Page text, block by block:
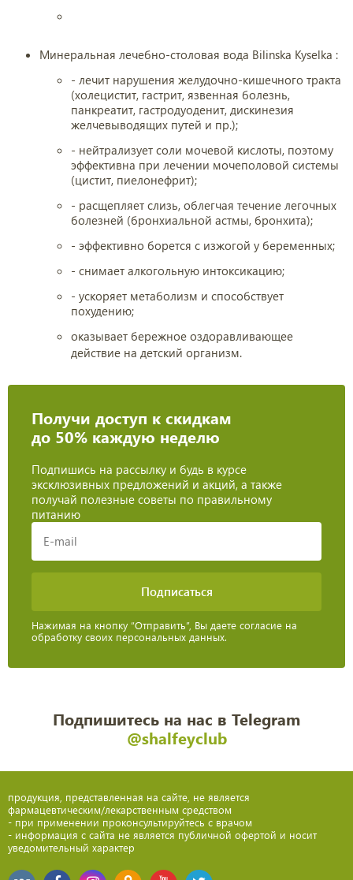
Минеральная лечебно-столовая вода Bilinska Kyselka :
- лечит нарушения желудочно-кишечного тракта
(холецистит, гастрит, язвенная болезнь,
панкреатит, гастродуоденит, дискинезия
желчевыводящих путей и пр.);
- нейтрализует соли мочевой кислоты, поэтому
эффективна при лечении мочеполовой системы
(цистит, пиелонефрит);
- расщепляет слизь, облегчая течение легочных
болезней (бронхиальной астмы, бронхита);
- эффективно борется с изжогой у беременных;
- снимает алкогольную интоксикацию;
- ускоряет метаболизм и способствует
похудению;
оказывает бережное оздоравливающее
действие на детский организм.
Получи доступ к скидкам
до 50% каждую неделю
Подпишись на рассылку и будь в курсе
эксклюзивных предложений и акций, а также
получай полезные советы по правильному
питанию
Нажимая на кнопку “Отправить”, Вы даете согласие на
обработку своих персональных данных.
Подпишитесь на нас в Telegram
@shalfeyclub
продукция, представленная на сайте, не является
фармацевтическим/лекарственным средством
- при применении проконсультируйтесь с врачом
- информация с сайта не является публичной офертой и носит
уведомительный характер